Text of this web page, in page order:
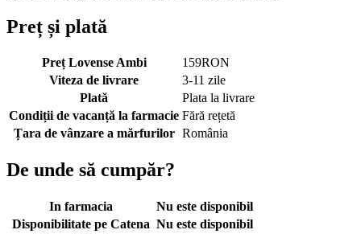
Preț și plată
Preț Lovense Ambi 159RON
Viteza de livrare
3-11 zile
Plată
Plata la livrare
Condiții de vacanță la farmacie Fără rețetă
Țara de vânzare a mărfurilor România
De unde să cumpăr?
In farmacia
Nu este disponibil
Disponibilitate pe Catena Nu este disponibil